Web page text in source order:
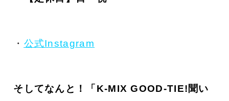
・ 公式Instagram
そしてなんと！「K-MIX GOOD-TIE!聞い